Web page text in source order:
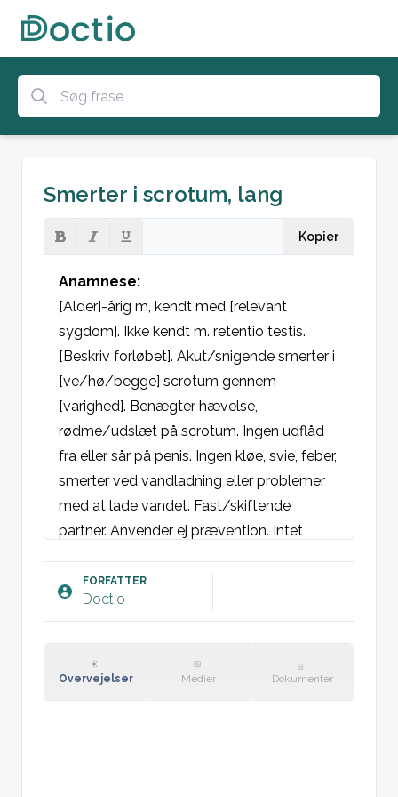
Smerter i scrotum, lang
Kopier
Anamnese:
[Alder]-årig m, kendt med [relevant
sygdom]. Ikke kendt m. retentio testis.
[Beskriv forløbet]. Akut/snigende smerter i
[ve/hø/begge] scrotum gennem
[varighed]. Benægter hævelse,
rødme/udslæt på scrotum. Ingen udflåd
fra eller sår på penis. Ingen kløe, svie, feber,
smerter ved vandladning eller problemer
med at lade vandet. Fast/skiftende
partner. Anvender ej prævention. Intet
testiscancer. Intet utilsigtet vægttab,
nattesved eller øget træthed.
Almentilstand: hverken akut/kronisk
FORFATTER
Doctio
Overvejelser Medier Dokumenter